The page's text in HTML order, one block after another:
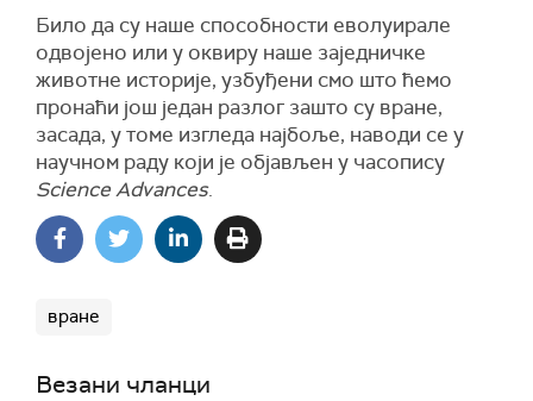
Било да су наше способности еволуирале
одвојено или у оквиру наше заједничке
животне историје, узбуђени смо што ћемо
пронаћи још један разлог зашто су вране,
засада, у томе изгледа најбоље, наводи се у
научном раду који је објављен у часопису
Science Advances.
вране
Везани чланци